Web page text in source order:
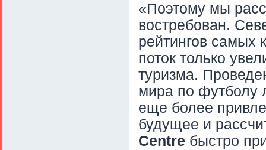
«Поэтому мы
востребован.
рейтингов самых
поток только
туризма.
мира по футболу
еще более
будущее и
Centre быстро